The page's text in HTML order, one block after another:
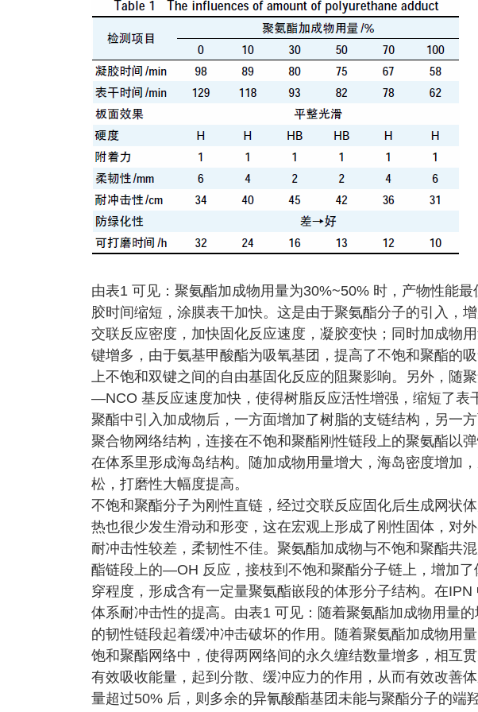
由表1 可见：聚氨酯加成物用量为30%~50% 时，产物性能
胶时间缩短，涂膜表干加快。这是由于聚氨酯分子的引入，
交联反应密度，加快固化反应速度，凝胶变快；同时加成物
键增多，由于氨基甲酸酯为吸氧基团，提高了不饱和聚酯的
上不饱和双键之间的自由基固化反应的阻聚影响。另外，随
—NCO 基反应速度加快，使得树脂反应活性增强，缩短了表
聚酯中引入加成物后，一方面增加了树脂的支链结构，另一
聚合物网络结构，连接在不饱和聚酯刚性链段上的聚氨酯以
在体系里形成海岛结构。随加成物用量增大，海岛密度增加
松，打磨性大幅度提高。
不饱和聚酯分子为刚性直链，经过交联反应固化后生成网状
热也很少发生滑动和形变，这在宏观上形成了刚性固体，对
耐冲击性较差，柔韧性不佳。聚氨酯加成物与不饱和聚酯共
酯链段上的—OH 反应，接枝到不饱和聚酯分子链上，增加
穿程度，形成含有一定量聚氨酯嵌段的体形分子结构。在
体系耐冲击性的提高。由表1 可见：随着聚氨酯加成物用量
的韧性链段起着缓冲冲击破坏的作用。随着聚氨酯加成物用
饱和聚酯网络中，使得两网络间的永久缠结数量增多，相互
有效吸收能量，起到分散、缓冲应力的作用，从而有效改善
量超过50% 后，则多余的异氰酸酯基团未能与聚酯分子的端